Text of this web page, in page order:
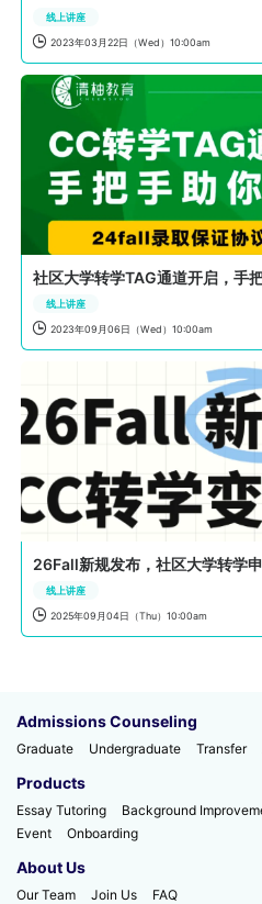
线上讲座
 2023年03月22日（Wed）10:00am
社区大学转学TAG通道开启，手
线上讲座
 2023年09月06日（Wed）10:00am
26Fall新规发布，社区大学转学
线上讲座
 2025年09月04日（Thu）10:00am
Admissions Counseling
Graduate Undergraduate Transfer
Products
Essay Tutoring Background
Event
Onboarding
About Us
Our Team Join Us FAQ